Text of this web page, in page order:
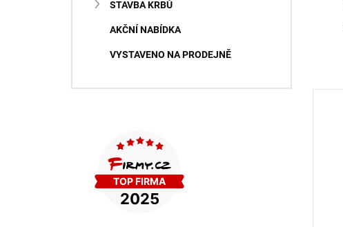
STAVBA KRBŮ
AKČNÍ NABÍDKA
VYSTAVENO NA PRODEJNĚ